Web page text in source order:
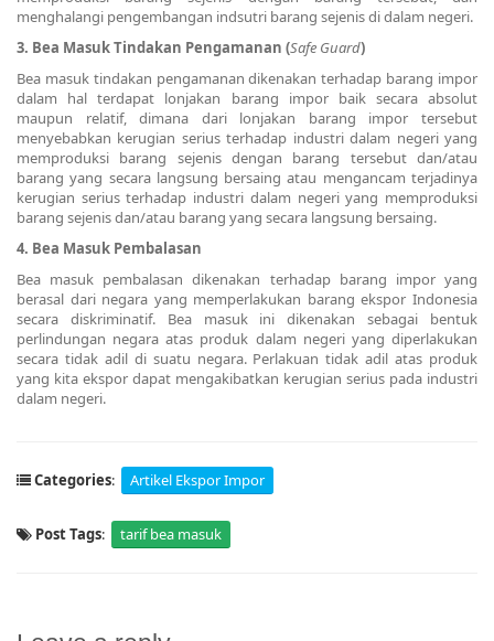
menghalangi pengembangan indsutri barang sejenis di dalam negeri.
3. Bea Masuk Tindakan Pengamanan (Safe Guard)
Bea masuk tindakan pengamanan dikenakan terhadap barang impor
dalam hal terdapat lonjakan barang impor baik secara absolut
maupun relatif, dimana dari lonjakan barang impor tersebut
menyebabkan kerugian serius terhadap industri dalam negeri yang
memproduksi barang sejenis dengan barang tersebut dan/atau
barang yang secara langsung bersaing atau mengancam terjadinya
kerugian serius terhadap industri dalam negeri yang memproduksi
barang sejenis dan/atau barang yang secara langsung bersaing.
4. Bea Masuk Pembalasan
Bea masuk pembalasan dikenakan terhadap barang impor yang
berasal dari negara yang memperlakukan barang ekspor Indonesia
secara diskriminatif. Bea masuk ini dikenakan sebagai bentuk
perlindungan negara atas produk dalam negeri yang diperlakukan
secara tidak adil di suatu negara. Perlakuan tidak adil atas produk
yang kita ekspor dapat mengakibatkan kerugian serius pada industri
dalam negeri.
Categories: Artikel Ekspor Impor
Post Tags: tarif bea masuk